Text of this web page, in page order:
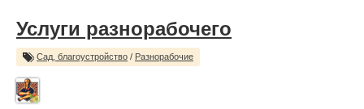
Услуги разнорабочего
Сад, благоустройство / Разнорабочие